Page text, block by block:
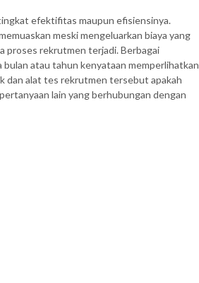
efektifitas maupun efisiensinya.
meski mengeluarkan biaya yang
proses rekrutmen terjadi. Berbagai
atau tahun kenyataan memperlihatkan
dan alat tes rekrutmen tersebut apakah
lain yang berhubungan dengan